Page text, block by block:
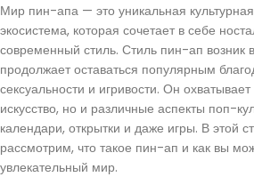
Мир пин-апа — это уникальная культурная
экосистема, которая сочетает в себе
современный стиль. Стиль пин-ап возник
продолжает оставаться популярным
сексуальности и игривости. Он
искусство, но и различные аспекты поп-
календари, открытки и даже игры. В этой
рассмотрим, что такое пин-ап и как вы
увлекательный мир.